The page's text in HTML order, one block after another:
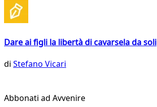
Dare ai figli la libertà di cavarsela da soli
di Stefano Vicari
Abbonati ad Avvenire